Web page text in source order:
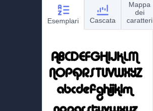
Esemplari Cascata
Mappa
dei
caratteri